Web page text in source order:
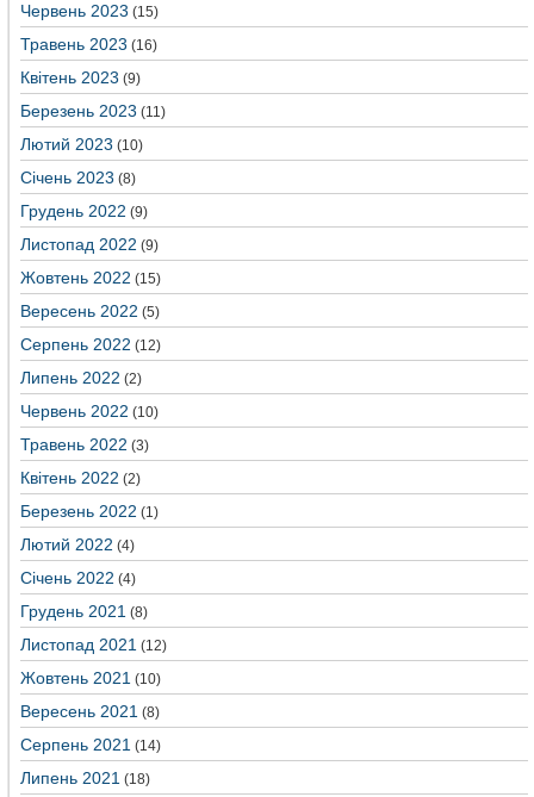
Червень 2023 (15)
Травень 2023 (16)
Квітень 2023 (9)
Березень 2023 (11)
Лютий 2023 (10)
Січень 2023 (8)
Грудень 2022 (9)
Листопад 2022 (9)
Жовтень 2022 (15)
Вересень 2022 (5)
Серпень 2022 (12)
Липень 2022 (2)
Червень 2022 (10)
Травень 2022 (3)
Квітень 2022 (2)
Березень 2022 (1)
Лютий 2022 (4)
Січень 2022 (4)
Грудень 2021 (8)
Листопад 2021 (12)
Жовтень 2021 (10)
Вересень 2021 (8)
Серпень 2021 (14)
Липень 2021 (18)